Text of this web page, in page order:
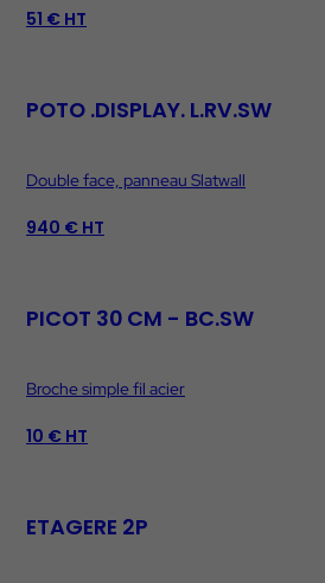
51 € HT
POTO .DISPLAY. L.RV.SW
Double face, panneau Slatwall
940 € HT
PICOT 30 CM - BC.SW
Broche simple fil acier
10 € HT
ETAGERE 2P